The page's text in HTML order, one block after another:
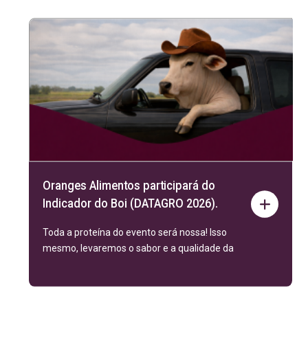
Oranges Alimentos participará do
Indicador do Boi (DATAGRO 2026).
Toda a proteína do evento será nossa! Isso
mesmo, levaremos o sabor e a qualidade da